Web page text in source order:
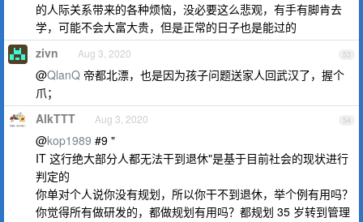
的人际关系带来的各种烦恼，没必要这么悲观，有手有脚肯去
学，可能不会大富大贵，但是正常的日子也是能过的
53
zivn Aug 3, 2020
@QlanQ 帝都北漂，也是因为孩子问题送家人回武汉了，握个
爪；
54
AlkTTT Aug 3, 2020
@kop1989 #9 "
IT 这行绝大部分人都无法干到退休"是基于目前社会的现状进行
判定的
你单对个人说你没有规划，所以你干不到退休，举个例有用吗？
你觉得所有做研发的，都做规划有用吗？都规划 35 岁转到管理